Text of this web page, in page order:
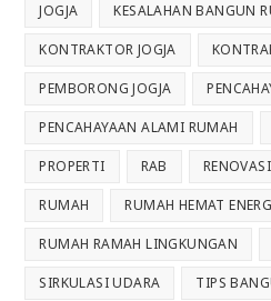
JOGJA KESALAHAN BANGUN
KONTRAKTOR JOGJA
PEMBORONG JOGJA
PENCAHAYAAN ALAMI RUMAH
PROPERTI RAB RENOVASI
RUMAH RUMAH HEMAT
RUMAH RAMAH LINGKUNGAN
SIRKULASI UDARA TIPS